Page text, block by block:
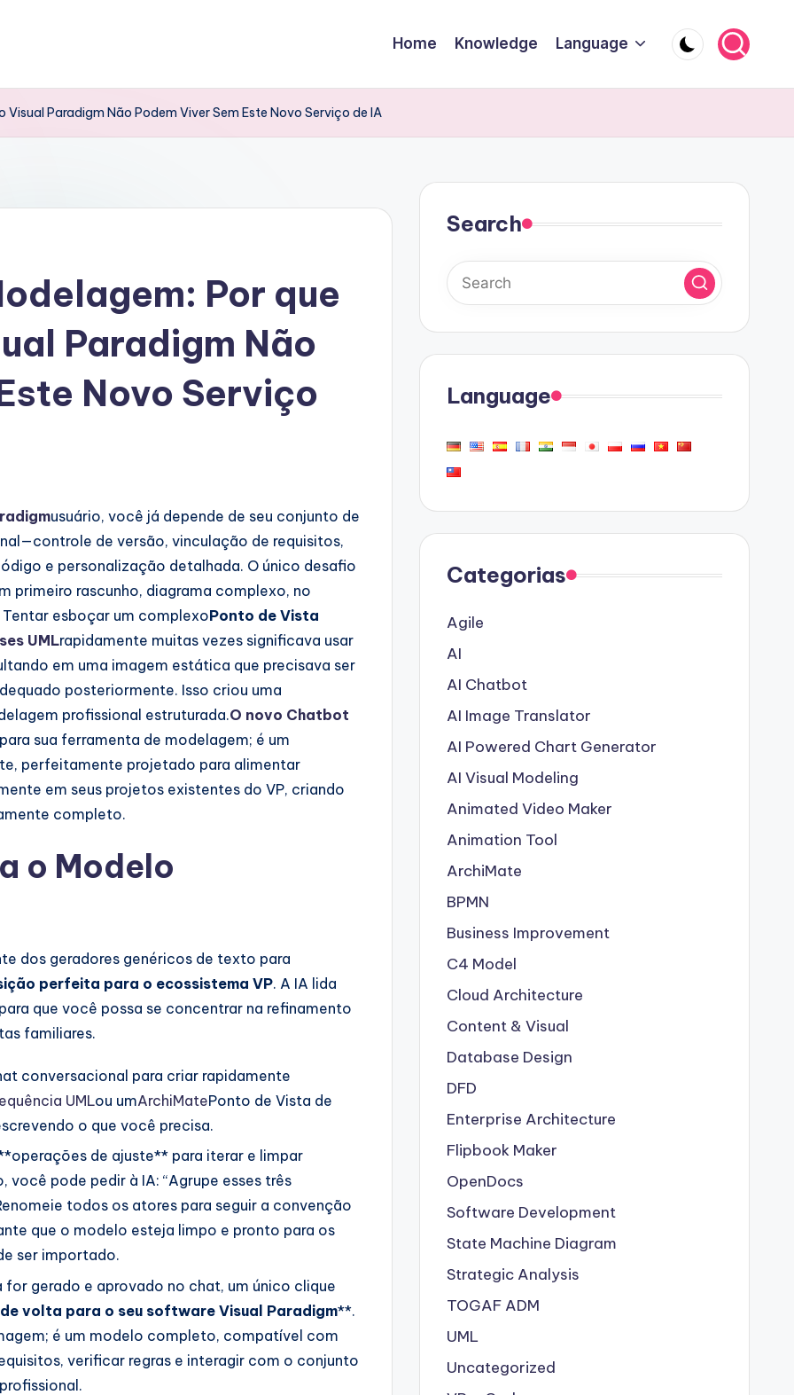
Home Knowledge Language
Paradigm Não Podem Viver Sem Este Novo Serviço de IA
Por que
Paradigm Não
Novo Serviço
usuário, você já depende de seu conjunto de
de versão, vinculação de requisitos,
e personalização detalhada. O único desafio
primeiro rascunho, diagrama complexo, no
esboçar um complexoPonto de Vista
UMLrapidamente muitas vezes significava usar
em uma imagem estática que precisava ser
posteriormente. Isso criou uma
profissional estruturada.O novo Chatbot
sua ferramenta de modelagem; é um
perfeitamente projetado para alimentar
em seus projetos existentes do VP, criando
completo.
o Modelo
dos geradores genéricos de texto para
perfeita para o ecossistema VP. A IA lida
que você possa se concentrar na refinamento
familiares.
conversacional para criar rapidamente
UMLou umArchiMatePonto de Vista de
o que você precisa.
de ajuste** para iterar e limpar
pode pedir à IA: “Agrupe esses três
todos os atores para seguir a convenção
que o modelo esteja limpo e pronto para os
ser importado.
for gerado e aprovado no chat, um único clique
volta para o seu software Visual Paradigm**.
é um modelo completo, compatível com
verificar regras e interagir com o conjunto
Search
Language
Categorias
Agile
AI
AI Chatbot
AI Image Translator
AI Powered Chart Generator
AI Visual Modeling
Animated Video Maker
Animation Tool
ArchiMate
BPMN
Business Improvement
C4 Model
Cloud Architecture
Content & Visual
Database Design
DFD
Enterprise Architecture
Flipbook Maker
OpenDocs
Software Development
State Machine Diagram
Strategic Analysis
TOGAF ADM
UML
Uncategorized